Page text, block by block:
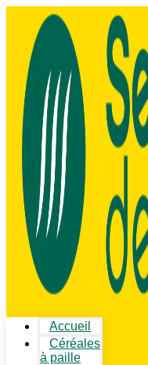
Accueil
Céréales
à paille